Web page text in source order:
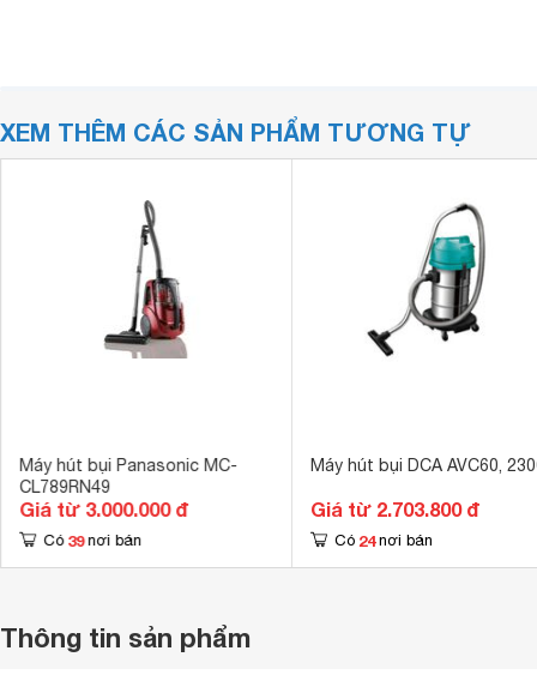
XEM THÊM CÁC SẢN PHẨM TƯƠNG TỰ
Máy hút bụi Panasonic MC-
CL789RN49
Giá từ 3.000.000 đ
Có 39 nơi bán
Máy hút bụi DCA AVC60,
Giá từ 2.703.800 đ
Có 24 nơi bán
Thông tin sản phẩm